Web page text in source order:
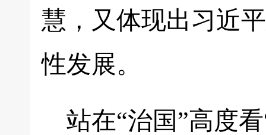
慧，又体现出习近
性发展。
站在“治国”高度